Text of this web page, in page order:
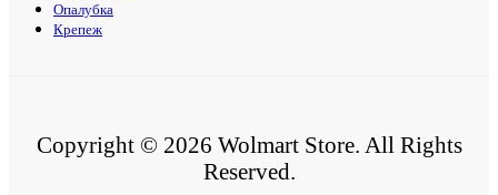
Опалубка
Крепеж
Copyright © 2026 Wolmart Store. All Rights
Reserved.